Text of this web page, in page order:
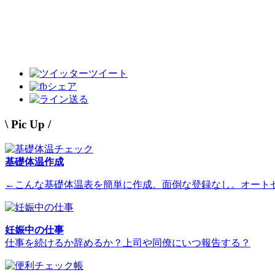
ツイート
シェア
送る
\ Pic Up /
基礎体温作成
←こんな基礎体温表を簡単に作成。面倒な登録なし。オート
妊娠中の仕事
仕事を続けるか辞めるか？上司や同僚にいつ報告する？